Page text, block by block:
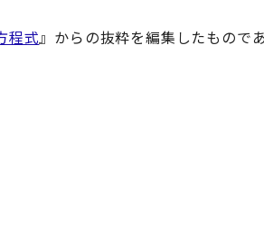
程式』からの抜粋を編集したものであ